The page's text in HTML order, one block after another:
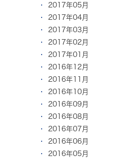
2017年05月
2017年04月
2017年03月
2017年02月
2017年01月
2016年12月
2016年11月
2016年10月
2016年09月
2016年08月
2016年07月
2016年06月
2016年05月